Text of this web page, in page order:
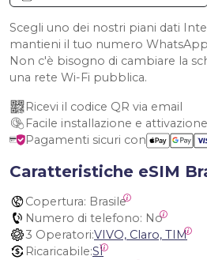
Scegli uno dei nostri piani dati
mantieni il tuo numero
Non c'è bisogno di cambiare la
una rete Wi-Fi pubblica.
Ricevi il codice QR via email
Facile installazione e attivazione
Pagamenti sicuri con
Caratteristiche eSIM
Copertura: Brasile
Numero di telefono: No
3 Operatori:VIVO, Claro, TIM
Ricaricabile:SÌ